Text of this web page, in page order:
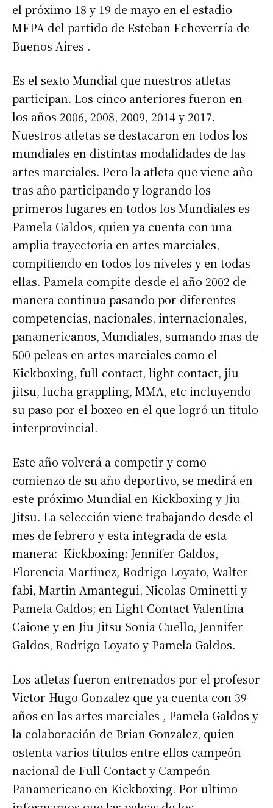
el próximo 18 y 19 de mayo en el estadio
MEPA del partido de Esteban Echeverría de
Buenos Aires .
Es el sexto Mundial que nuestros atletas
participan. Los cinco anteriores fueron en
los años 2006, 2008, 2009, 2014 y 2017.
Nuestros atletas se destacaron en todos los
mundiales en distintas modalidades de las
artes marciales. Pero la atleta que viene año
tras año participando y logrando los
primeros lugares en todos los Mundiales es
Pamela Galdos, quien ya cuenta con una
amplia trayectoria en artes marciales,
compitiendo en todos los niveles y en todas
ellas. Pamela compite desde el año 2002 de
manera continua pasando por diferentes
competencias, nacionales, internacionales,
panamericanos, Mundiales, sumando mas de
500 peleas en artes marciales como el
Kickboxing, full contact, light contact, jiu
jitsu, lucha grappling, MMA, etc incluyendo
su paso por el boxeo en el que logró un titulo
interprovincial.
Este año volverá a competir y como
comienzo de su año deportivo, se medirá en
este próximo Mundial en Kickboxing y Jiu
Jitsu. La selección viene trabajando desde el
mes de febrero y esta integrada de esta
manera: Kickboxing: Jennifer Galdos,
Florencia Martinez, Rodrigo Loyato, Walter
fabi, Martin Amantegui, Nicolas Ominetti y
Pamela Galdos; en Light Contact Valentina
Caione y en Jiu Jitsu Sonia Cuello, Jennifer
Galdos, Rodrigo Loyato y Pamela Galdos.
Los atletas fueron entrenados por el profesor
Victor Hugo Gonzalez que ya cuenta con 39
años en las artes marciales , Pamela Galdos y
la colaboración de Brian Gonzalez, quien
ostenta varios títulos entre ellos campeón
nacional de Full Contact y Campeón
Panamericano en Kickboxing. Por ultimo